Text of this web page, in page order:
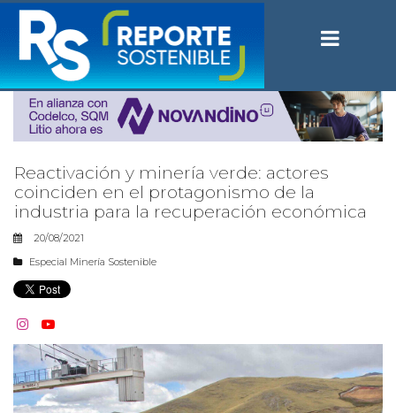
Reactivación y minería verde: actores
coinciden en el protagonismo de la
industria para la recuperación económica
20/08/2021
Especial Minería Sostenible
 